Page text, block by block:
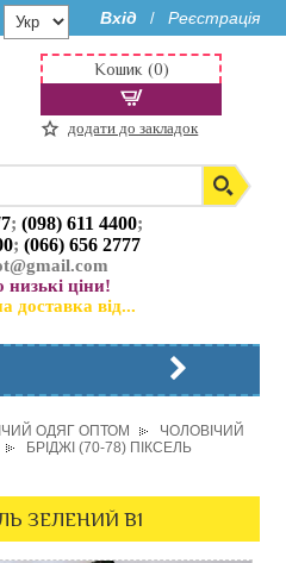
Вхід / Реєстрація
;(098) 611 4400;
;(066) 656 2777
низькі ціни!
доставка від...
Кошик (0)
додати до закладок
ОДЯГ ОПТОМ
ЧОЛОВІЧИЙ
БРІДЖІ (70-78) ПІКСЕЛЬ
ЗЕЛЕНИЙ B1